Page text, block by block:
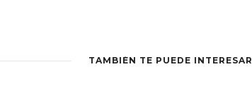
TAMBIÉN TE PUEDE INTERESAR